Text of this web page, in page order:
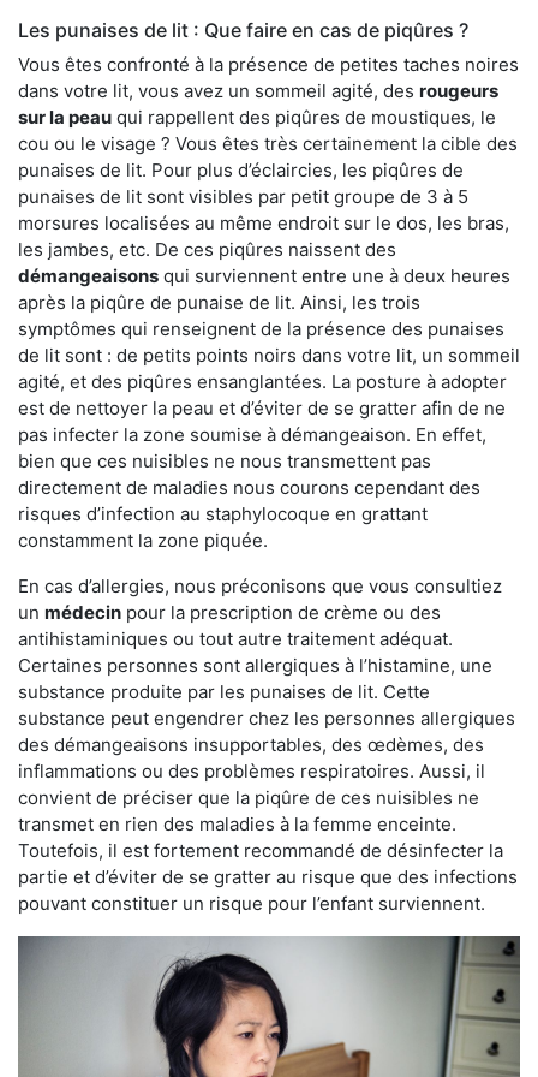
Les punaises de lit : Que faire en cas de piqûres ?
Vous êtes confronté à la présence de petites taches noires
dans votre lit, vous avez un sommeil agité, des rougeurs
sur la peau qui rappellent des piqûres de moustiques, le
cou ou le visage ? Vous êtes très certainement la cible des
punaises de lit. Pour plus d’éclaircies, les piqûres de
punaises de lit sont visibles par petit groupe de 3 à 5
morsures localisées au même endroit sur le dos, les bras,
les jambes, etc. De ces piqûres naissent des
démangeaisons qui surviennent entre une à deux heures
après la piqûre de punaise de lit. Ainsi, les trois
symptômes qui renseignent de la présence des punaises
de lit sont : de petits points noirs dans votre lit, un sommeil
agité, et des piqûres ensanglantées. La posture à adopter
est de nettoyer la peau et d’éviter de se gratter afin de ne
pas infecter la zone soumise à démangeaison. En effet,
bien que ces nuisibles ne nous transmettent pas
directement de maladies nous courons cependant des
risques d’infection au staphylocoque en grattant
constamment la zone piquée.
En cas d’allergies, nous préconisons que vous consultiez
un médecin pour la prescription de crème ou des
antihistaminiques ou tout autre traitement adéquat.
Certaines personnes sont allergiques à l’histamine, une
substance produite par les punaises de lit. Cette
substance peut engendrer chez les personnes allergiques
des démangeaisons insupportables, des œdèmes, des
inflammations ou des problèmes respiratoires. Aussi, il
convient de préciser que la piqûre de ces nuisibles ne
transmet en rien des maladies à la femme enceinte.
Toutefois, il est fortement recommandé de désinfecter la
partie et d’éviter de se gratter au risque que des infections
pouvant constituer un risque pour l’enfant surviennent.